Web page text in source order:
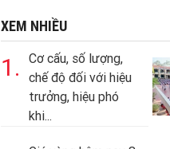
XEM NHIỀU
1.
Cơ cấu, số lượng,
chế độ đối với hiệu
trưởng, hiệu phó
khi...